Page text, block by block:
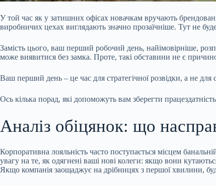
У той час як у затишних офісах новачкам вручають
виробничих цехах виглядають значно прозаїчніше. Тут не
Замість цього, ваш перший робочий день, найімовірніше,
може виявитися без замка. Проте, такі обставини не є
Ваш перший день – це час для стратегічної розвідки, а не для
Ось кілька порад, які допоможуть вам зберегти
Аналіз обіцянок: що
Корпоративна лояльність часто поступається місцем
увагу на те, як одягнені ваші нові колеги: якщо вони
Якщо компанія заощаджує на дрібницях з першої хвилини,